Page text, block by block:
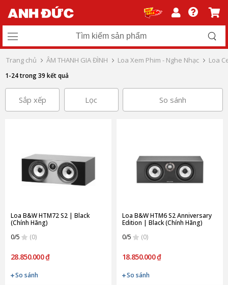
Trang chủ ÂM THANH GIA ĐÌNH Loa Xem Phim - Nghe Nhạc Loa
1-24 trong 39 kết quả
Sắp xếp Lọc So sánh
Loa B&W HTM72 S2 | Black
(Chính Hãng)
0/5
(0)
28.850.000 ₫
So sánh
Loa B&W HTM6 S2 Anniversary
Edition | Black (Chính Hãng)
0/5
(0)
18.850.000 ₫
So sánh